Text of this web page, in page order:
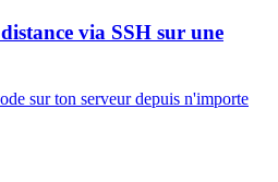
via SSH sur une
sur ton serveur depuis n'importe